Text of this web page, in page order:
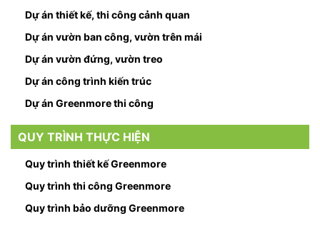
Dự án thiết kế, thi công cảnh quan
Dự án vườn ban công, vườn trên mái
Dự án vườn đứng, vườn treo
Dự án công trình kiến trúc
Dự án Greenmore thi công
QUY TRÌNH THỰC HIỆN
Quy trình thiết kế Greenmore
Quy trình thi công Greenmore
Quy trình bảo dưỡng Greenmore